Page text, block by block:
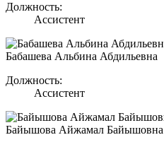
Должность:
Ассистент
Бабашева Альбина Абдильевна
Должность:
Ассистент
Байышова Айжамал Байышовна